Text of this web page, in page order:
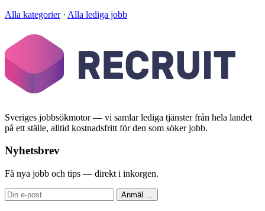
Alla kategorier· Alla lediga jobb
Sveriges jobbsökmotor — vi samlar lediga tjänster från hela landet
på ett ställe, alltid kostnadsfritt för den som söker jobb.
Nyhetsbrev
Få nya jobb och tips — direkt i inkorgen.
Anmäl …